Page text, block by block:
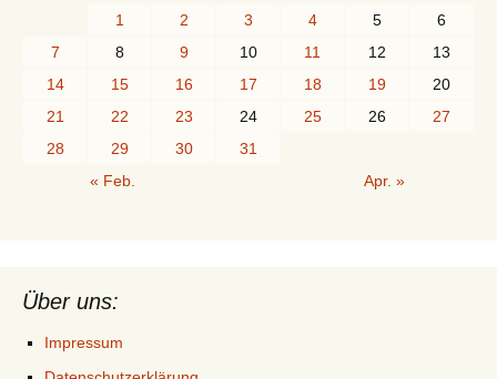
1 2 3 4 5
6
7
8 9 10 11 12
13
14
15 16 17 18 19
20
21
22 23 24 25 26
27
28
29 30
31
« Feb.
Apr. »
Über uns:
Impressum